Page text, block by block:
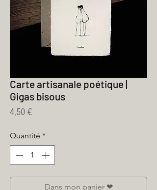
Carte artisanale poétique |
Gigas bisous
4,50 €Prix
Quantité *
Dans mon panier ❤